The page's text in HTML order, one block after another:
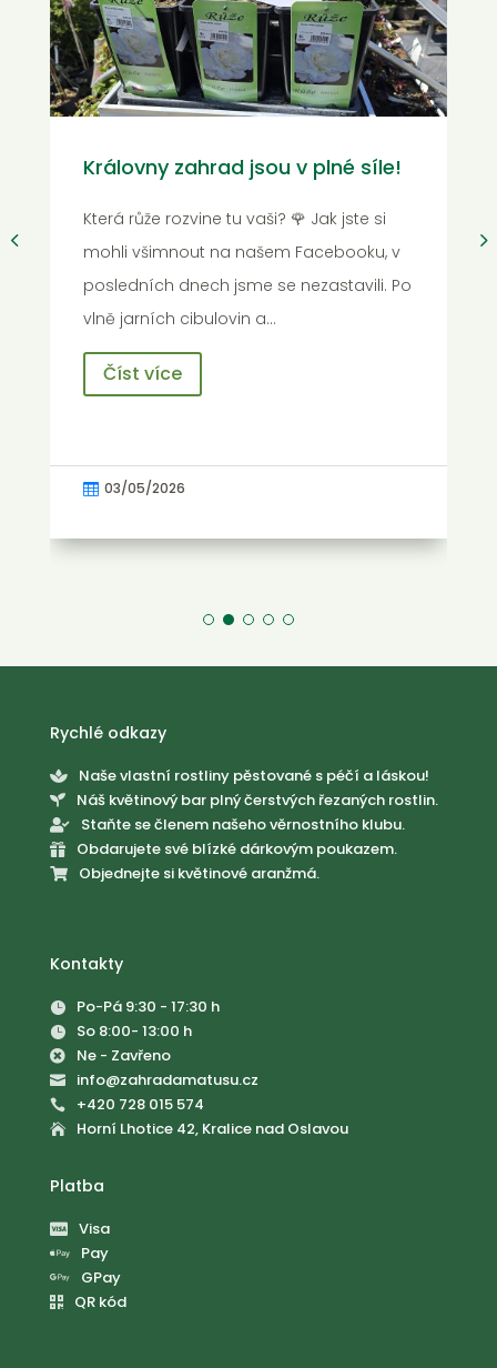
A je to tady! Barvy, které vám
U nás v zahradnictví to teď vypadá spíš
jako v malířské paletě než ve skleníku.
Podle fotek, co jsme vám naposledy
dávali na sítě, jste už asi…
 03/05/2026
Rychlé odkazy
 Naše vlastní rostliny pěstované s péčí a láskou!
 Náš květinový bar plný čerstvých řezaných rostlin.
 Staňte se členem našeho věrnostního klubu.
 Obdarujete své blízké dárkovým poukazem.
 Objednejte si květinové aranžmá.
Kontakty
 Po-Pá 9:30 - 17:30 h
 So 8:00- 13:00 h
 Ne - Zavřeno
 info@zahradamatusu.cz
 +420 728 015 574
 Horní Lhotice 42, Kralice nad Oslavou
Platba
 Visa
 Pay
 GPay
 QR kód